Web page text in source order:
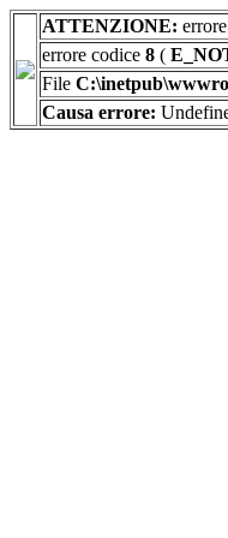
ATTENZIONE:
errore codice 8 (
File
Causa errore: